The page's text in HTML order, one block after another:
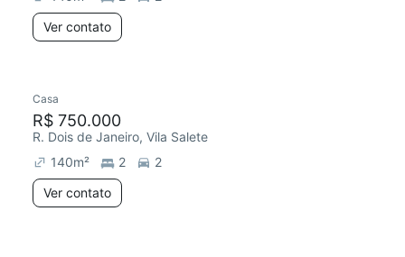
Ver contato
Casa
R$ 750.000
R. Dois de Janeiro, Vila Salete
140m² 2
2
Ver contato